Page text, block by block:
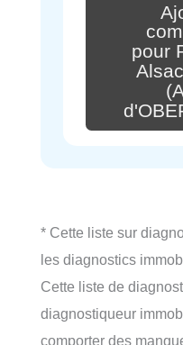
pour
* Cette liste sur
les diagnostics
Cette liste de
diagnostiqueur
comporter des